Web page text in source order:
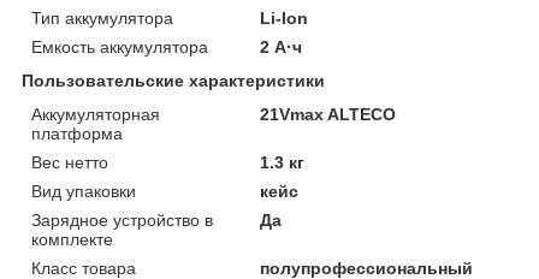
Тип аккумулятора
Li-Ion
Емкость аккумулятора
2 А·ч
Пользовательские характеристики
Аккумуляторная
платформа
21Vmax ALTECO
Вес нетто
1.3 кг
Вид упаковки
кейс
Зарядное устройство в
комплекте
Да
Класс товара
полупрофессиональный